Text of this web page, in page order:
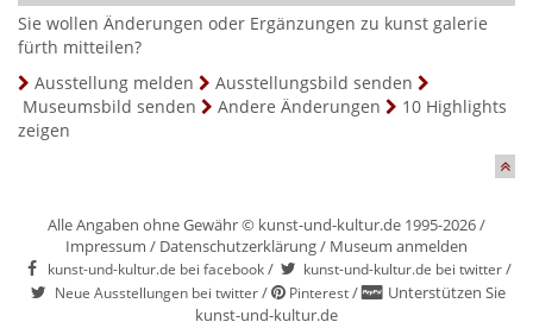
Sie wollen Änderungen oder Ergänzungen zu kunst galerie
fürth mitteilen?
Ausstellung melden
Ausstellungsbild senden
Museumsbild senden
Andere Änderungen
10 Highlights
zeigen
Alle Angaben ohne Gewähr © kunst-und-kultur.de 1995-2026 /
Impressum / Datenschutzerklärung/ Museum anmelden
kunst-und-kultur.de bei facebook/ kunst-und-kultur.de bei twitter/
Neue Ausstellungen bei twitter/ Pinterest/
Unterstützen Sie
kunst-und-kultur.de